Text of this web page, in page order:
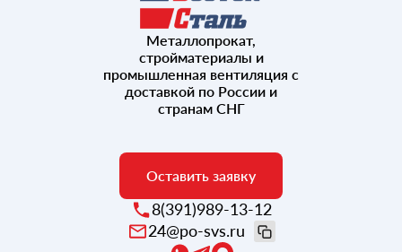
Металлопрокат,
стройматериалы и
промышленная вентиляция с
доставкой по России и
странам СНГ
Оставить заявку
8(391)989-13-12
24@po-svs.ru